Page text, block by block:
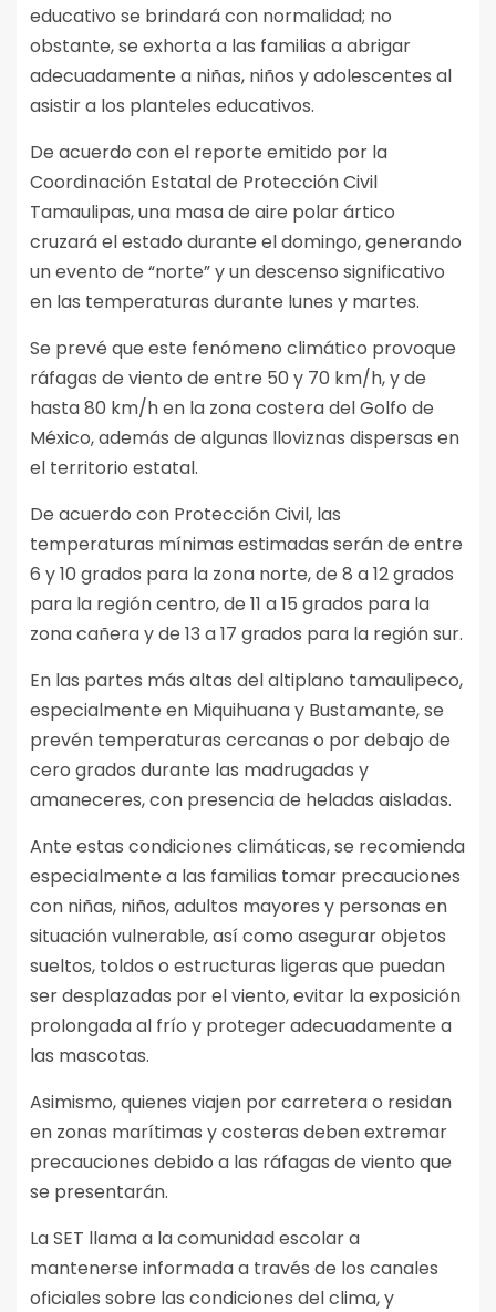
educativo se brindará con normalidad; no
obstante, se exhorta a las familias a abrigar
adecuadamente a niñas, niños y adolescentes al
asistir a los planteles educativos.
De acuerdo con el reporte emitido por la
Coordinación Estatal de Protección Civil
Tamaulipas, una masa de aire polar ártico
cruzará el estado durante el domingo, generando
un evento de “norte” y un descenso significativo
en las temperaturas durante lunes y martes.
Se prevé que este fenómeno climático provoque
ráfagas de viento de entre 50 y 70 km/h, y de
hasta 80 km/h en la zona costera del Golfo de
México, además de algunas lloviznas dispersas en
el territorio estatal.
De acuerdo con Protección Civil, las
temperaturas mínimas estimadas serán de entre
6 y 10 grados para la zona norte, de 8 a 12 grados
para la región centro, de 11 a 15 grados para la
zona cañera y de 13 a 17 grados para la región sur.
En las partes más altas del altiplano tamaulipeco,
especialmente en Miquihuana y Bustamante, se
prevén temperaturas cercanas o por debajo de
cero grados durante las madrugadas y
amaneceres, con presencia de heladas aisladas.
Ante estas condiciones climáticas, se recomienda
especialmente a las familias tomar precauciones
con niñas, niños, adultos mayores y personas en
situación vulnerable, así como asegurar objetos
sueltos, toldos o estructuras ligeras que puedan
ser desplazadas por el viento, evitar la exposición
prolongada al frío y proteger adecuadamente a
las mascotas.
Asimismo, quienes viajen por carretera o residan
en zonas marítimas y costeras deben extremar
precauciones debido a las ráfagas de viento que
se presentarán.
La SET llama a la comunidad escolar a
mantenerse informada a través de los canales
oficiales sobre las condiciones del clima, y